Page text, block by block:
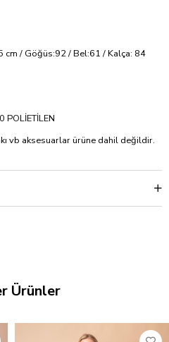
/ Göğüs:92 / Bel:61 / Kalça: 84
POLİETİLEN
vb aksesuarlar ürüne dahil değildir.
Ürünler